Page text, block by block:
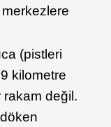
(pistleri
kilometre
değil.